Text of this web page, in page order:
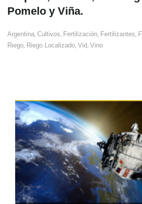
Pomelo y Viña.
Argentina, Cultivos, Fertilización, Fertilizantes,
Riego, Riego Localizado, Vid, Vino